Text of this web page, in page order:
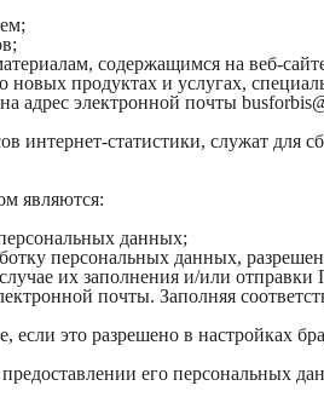
содержащимся на веб-
продуктах и услугах,
электронной почты
статистики, служат для
являются:
данных;
персональных данных,
их заполнения и/или
почты. Заполняя
это разрешено в настройках
его персональных